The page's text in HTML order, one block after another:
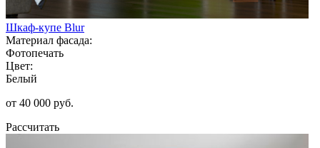
Шкаф-купе Blur
Материал фасада:
Фотопечать
Цвет:
Белый
от 40 000 руб.
Рассчитать